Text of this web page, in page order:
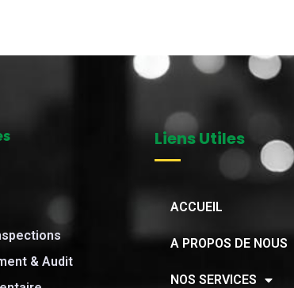
& Audit
Liens Utiles
ACCUEIL
A PROPOS DE NOUS
NOS SERVICES